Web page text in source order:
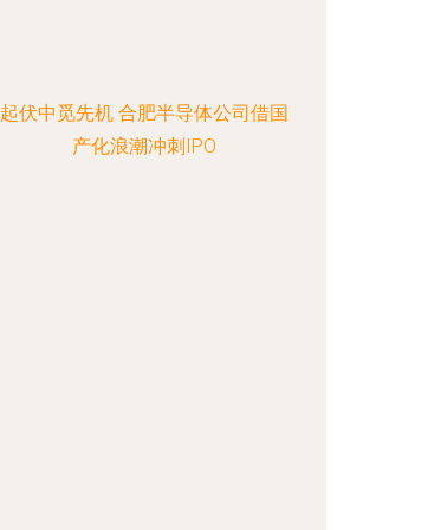
起伏中觅先机 合肥半导体公司借国
产化浪潮冲刺IPO